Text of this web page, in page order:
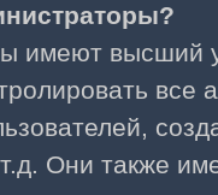
имеют высший
все
Они также